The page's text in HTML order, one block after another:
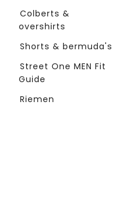
Colberts &
overshirts
Shorts & bermuda's
Street One MEN Fit
Guide
Riemen